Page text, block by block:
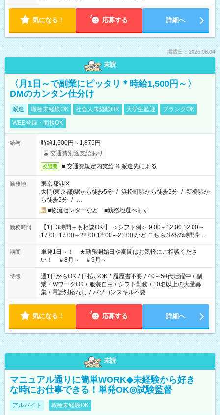
気になる！ 応募する 詳細へ
掲載日：2026.08.04
未読
〈月1日～で副業にピッタリ＊時給1,500円～〉
DMのカンタン仕分け
派遣 職種未経験OK 社会人未経験OK 大学生歓迎
ブランクOK
WEB登録・面接OK
給与
時給1,500円～1,875円
交通費別途支給あり
交通費 ■ 交通費規定内支給 ※派遣先による
勤務地
東京都港区
大門(東京都)駅から徒歩5分 / 浜松町駅から徒歩5分 / 新橋駅か
ら徒歩5分 / …
■物流センターなど ■勤務地選べます
勤務時間
【1日3時間～も相談OK!】 ＜シフト例＞ 9:00～12:00 12:00～
17:00 17:00～22:00 18:00～21:00 など こちら以外の時間帯も
お気軽にご相談ください！
期間
単発1日～！ ★勤務開始日や期間はお気軽にご相談くださ
い！ ＃8月～ ＃9月～
特徴 週1日からOK / 日払いOK / 履歴書不要 / 40～50代活躍中 / 副
業・WワークOK / 服装自由 / シフト勤務 / 10名以上の大量募
集 / 電話対応なし / パソコンスキル不要
気になる！ 応募する 詳細へ
未読
マニュアル通りに簡単WORK◆未経験から好き
な時にお仕事できる！単発OK◎試験監督
アルバイト 職種未経験OK